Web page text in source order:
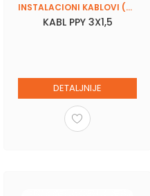
INSTALACIONI KABLOVI (PPY, N2XH, SKS 4X16)
KABL PPY 3X1,5
DETALJNIJE